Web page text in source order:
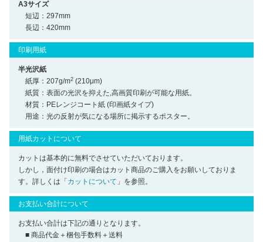
A3サイズ
短辺：297mm
長辺：420mm
印刷用紙
半光沢紙
紙厚：207g/m2 (210μm)
紙質：表面の光沢を抑えた,高画質印刷が可能な用紙。
材質：PEレンジコート紙 (印画紙タイプ)
用途：光の反射が気になる場所に掲示するポスター。
用紙カットについて
カットは基本的に無料でさせていただいております。
しかし，面付け印刷の場合はカット商品のご購入をお願いしておりま
す。詳しくは「 カットについて 」を参照。
お支払い合計について
お支払い合計は下記の通りとなります。
■ 商品代金＋梱包手数料＋送料